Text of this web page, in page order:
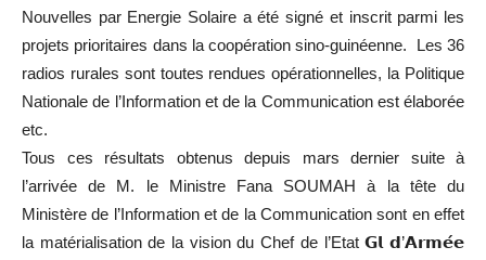
Nouvelles par Energie Solaire a été signé et inscrit parmi les
projets prioritaires dans la coopération sino-guinéenne. Les 36
radios rurales sont toutes rendues opérationnelles, la Politique
Nationale de l’Information et de la Communication est élaborée
etc.
Tous ces résultats obtenus depuis mars dernier suite à
l’arrivée de M. le Ministre Fana SOUMAH à la tête du
Ministère de l’Information et de la Communication sont en effet
la matérialisation de la vision du Chef de l’Etat 𝗚𝗹 𝗱’𝗔𝗿𝗺𝗲́𝗲